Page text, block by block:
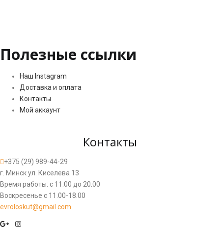
Полезные ссылки
Наш Instagram
Доставка и оплата
Контакты
Мой аккаунт
Контакты
+375 (29) 989-44-29
г. Минск ул. Киселева 13
Время работы: с 11.00 до 20.00
Воскресенье с 11.00-18.00
evroloskut@gmail.com